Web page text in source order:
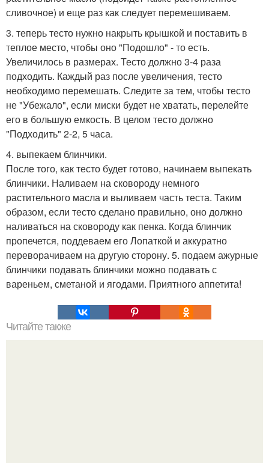
сливочное) и еще раз как следует перемешиваем.
3. теперь тесто нужно накрыть крышкой и поставить в
теплое место, чтобы оно "Подошло" - то есть.
Увеличилось в размерах. Тесто должно 3-4 раза
подходить. Каждый раз после увеличения, тесто
необходимо перемешать. Следите за тем, чтобы тесто
не "Убежало", если миски будет не хватать, перелейте
его в большую емкость. В целом тесто должно
"Подходить" 2-2, 5 часа.
4. выпекаем блинчики.
После того, как тесто будет готово, начинаем выпекать
блинчики. Наливаем на сковороду немного
растительного масла и выливаем часть теста. Таким
образом, если тесто сделано правильно, оно должно
наливаться на сковороду как пенка. Когда блинчик
пропечется, поддеваем его Лопаткой и аккуратно
переворачиваем на другую сторону. 5. подаем ажурные
блинчики подавать блинчики можно подавать с
вареньем, сметаной и ягодами. Приятного аппетита!
Читайте также